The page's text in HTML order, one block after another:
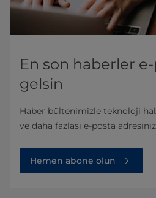
En son haberler e-
gelsin
Haber bültenimizle teknoloji
ve daha fazlası e-posta
Hemen abone olun